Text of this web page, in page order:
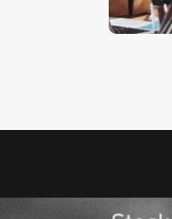
€5.00